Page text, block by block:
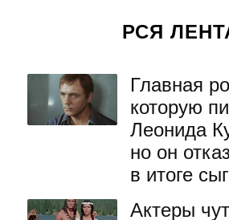
РСЯ
Главная
которую
Леонида
но он
в итоге
Актеры